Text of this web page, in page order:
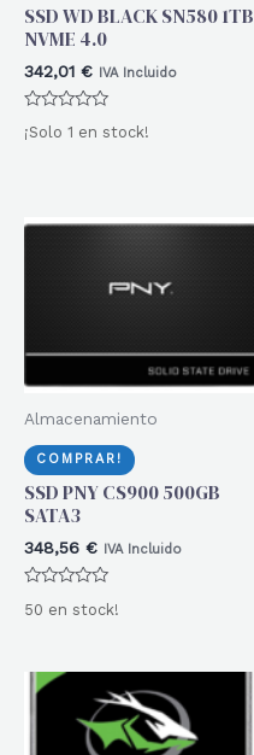
SSD WD BLACK SN580 1TB
NVME 4.0
342,01 € IVA Incluido
Valorado
con
¡Solo 1 en stock!
Almacenamiento
COMPRAR!
SSD PNY CS900 500GB
SATA3
348,56 € IVA Incluido
con
50 en stock!